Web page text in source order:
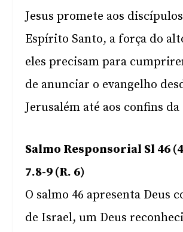
Jesus promete aos
Espírito Santo, a força do
eles precisam para
de anunciar o evangelho
Jerusalém até aos confins
Salmo Responsorial Sl 46
7.8-9 (R. 6)
O salmo 46 apresenta Deus
de Israel, um Deus